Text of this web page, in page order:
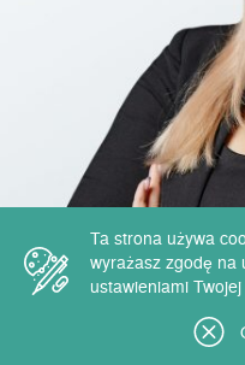
Ta strona używa
wyrażasz zgodę na
ustawieniami